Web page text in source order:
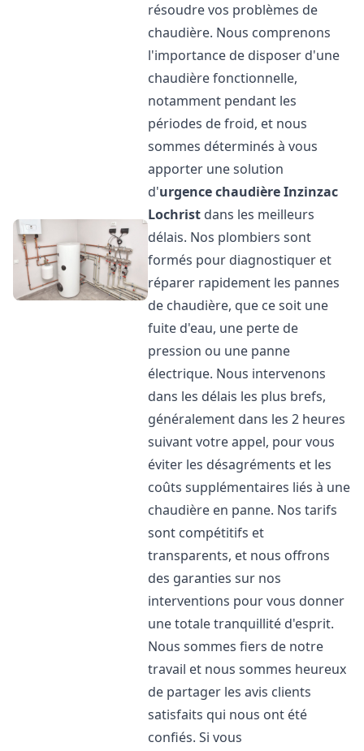
résoudre vos problèmes de
chaudière. Nous comprenons
l'importance de disposer d'une
chaudière fonctionnelle,
notamment pendant les
périodes de froid, et nous
sommes déterminés à vous
apporter une solution
d'urgence chaudièreInzinzac
Lochrist dans les meilleurs
délais. Nos plombiers sont
formés pour diagnostiquer et
réparer rapidement les pannes
de chaudière, que ce soit une
fuite d'eau, une perte de
pression ou une panne
électrique. Nous intervenons
dans les délais les plus brefs,
généralement dans les 2 heures
suivant votre appel, pour vous
éviter les désagréments et les
coûts supplémentaires liés à une
chaudière en panne. Nos tarifs
sont compétitifs et
transparents, et nous offrons
des garanties sur nos
interventions pour vous donner
une totale tranquillité d'esprit.
Nous sommes fiers de notre
travail et nous sommes heureux
de partager les avis clients
satisfaits qui nous ont été
confiés. Si vous